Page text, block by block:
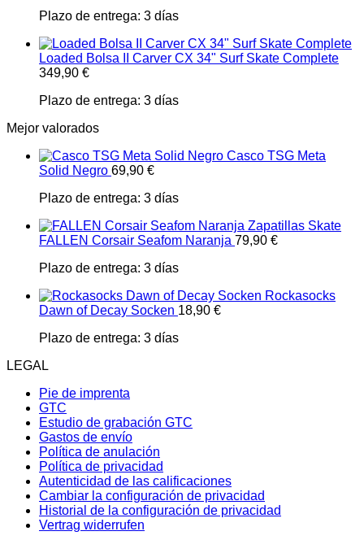
Plazo de entrega: 3 días
Loaded Bolsa II Carver CX 34" Surf Skate Complete
349,90 €
Plazo de entrega: 3 días
Mejor valorados
Casco TSG Meta
Solid Negro 69,90 €
Plazo de entrega: 3 días
Zapatillas Skate
FALLEN Corsair Seafom Naranja 79,90 €
Plazo de entrega: 3 días
Rockasocks
Dawn of Decay Socken 18,90 €
Plazo de entrega: 3 días
LEGAL
Pie de imprenta
GTC
Estudio de grabación GTC
Gastos de envío
Política de anulación
Política de privacidad
Autenticidad de las calificaciones
Cambiar la configuración de privacidad
Historial de la configuración de privacidad
Vertrag widerrufen